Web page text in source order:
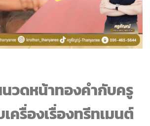
วดหน้าทองคำกับครู
รื่องเรื่องทรีทเมนต์